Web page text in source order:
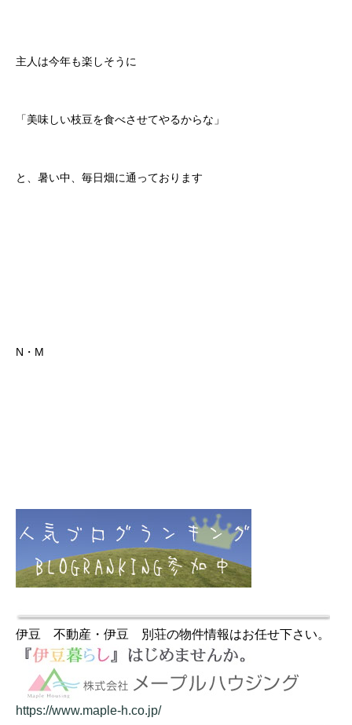
主人は今年も楽しそうに
「美味しい枝豆を食べさせてやるからな」
と、暑い中、毎日畑に通っております
N・M
伊豆 不動産・伊豆 別荘の物件情報はお任せ下さい。
https://www.maple-h.co.jp/